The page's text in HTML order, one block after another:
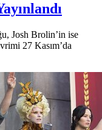
Josh Brolin’in ise
27 Kasım’da